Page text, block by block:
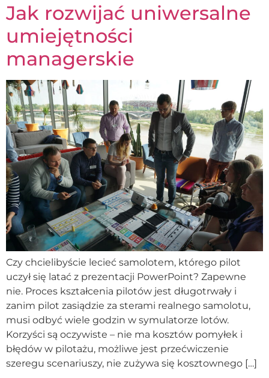
Jak rozwijać uniwersalne
umiejętności
managerskie
Czy chcielibyście lecieć samolotem, którego pilot
uczył się latać z prezentacji PowerPoint? Zapewne
nie. Proces kształcenia pilotów jest długotrwały i
zanim pilot zasiądzie za sterami realnego samolotu,
musi odbyć wiele godzin w symulatorze lotów.
Korzyści są oczywiste – nie ma kosztów pomyłek i
błędów w pilotażu, możliwe jest przećwiczenie
szeregu scenariuszy, nie zużywa się kosztownego […]